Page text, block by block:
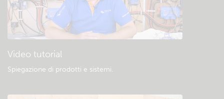
Video tutorial
Spiegazione di prodotti e sistemi.